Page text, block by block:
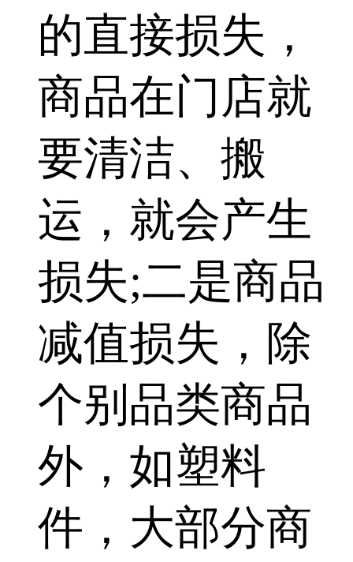
的直接损失，
商品在门店就
要清洁、搬
运，就会产生
损失;二是商品
减值损失，除
个别品类商品
外，如塑料
件，大部分商